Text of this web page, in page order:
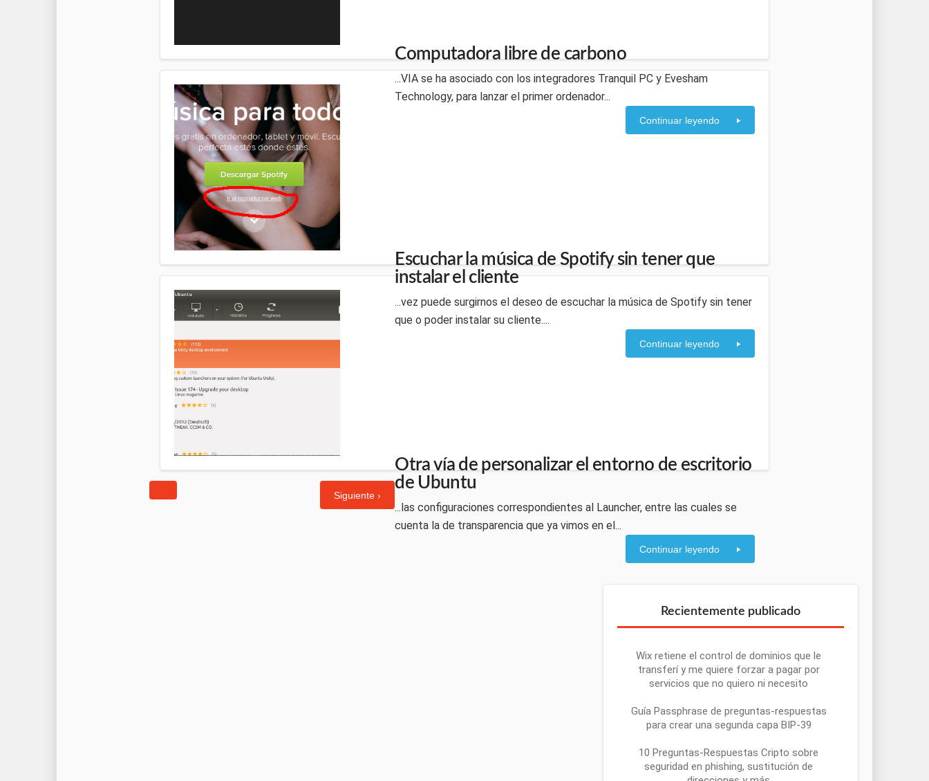
Computadora libre de carbono
...VIA se ha asociado con los integradores Tranquil PC y Evesham
Technology, para lanzar el primer ordenador...
Continuar leyendo
Escuchar la música de Spotify sin tener que
instalar el cliente
...vez puede surgirnos el deseo de escuchar la música de Spotify sin tener
que o poder instalar su cliente....
Continuar leyendo
Otra vía de personalizar el entorno de escritorio
de Ubuntu
...las configuraciones correspondientes al Launcher, entre las cuales se
cuenta la de transparencia que ya vimos en el...
Continuar leyendo
Siguiente ›
Recientemente publicado
Wix retiene el control de dominios que le
transferí y me quiere forzar a pagar por
servicios que no quiero ni necesito
Guía Passphrase de preguntas-respuestas
para crear una segunda capa BIP-39
10 Preguntas-Respuestas Cripto sobre
seguridad en phishing, sustitución de